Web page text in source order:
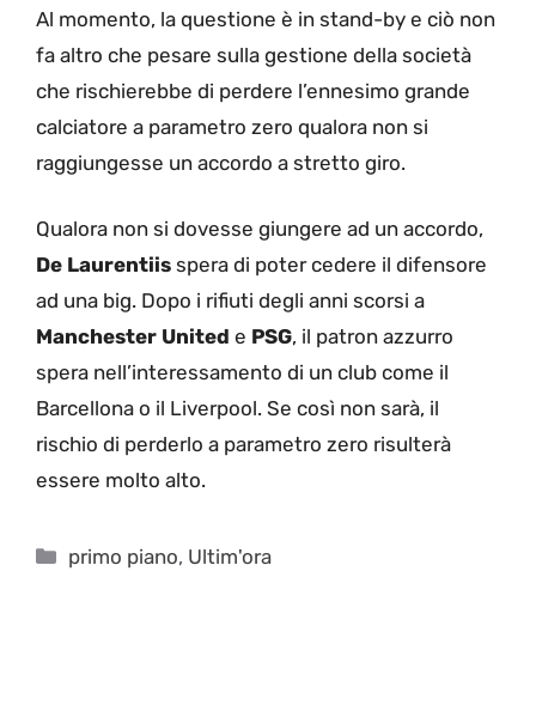
Al momento, la questione è in stand-by e ciò non
fa altro che pesare sulla gestione della società
che rischierebbe di perdere l’ennesimo grande
calciatore a parametro zero qualora non si
raggiungesse un accordo a stretto giro.
Qualora non si dovesse giungere ad un accordo,
De Laurentiis spera di poter cedere il difensore
ad una big. Dopo i rifiuti degli anni scorsi a
Manchester United e PSG, il patron azzurro
spera nell’interessamento di un club come il
Barcellona o il Liverpool. Se così non sarà, il
rischio di perderlo a parametro zero risulterà
essere molto alto.
Categorie
primo piano, Ultim'ora